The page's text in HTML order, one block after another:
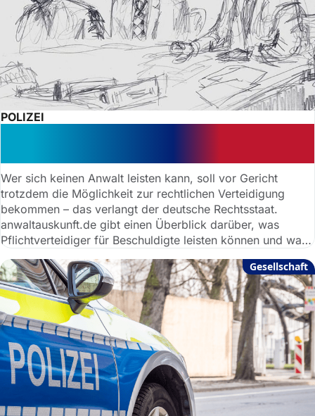
POLIZEI
Wer sich keinen Anwalt leisten kann, soll vor Gericht
trotzdem die Möglichkeit zur rechtlichen Verteidigung
bekommen – das verlangt der deutsche Rechtsstaat.
anwaltauskunft.de gibt einen Überblick darüber, was
Pflichtverteidiger für Beschuldigte leisten können und wann
sie überhaupt notwendig sind.
Gesellschaft